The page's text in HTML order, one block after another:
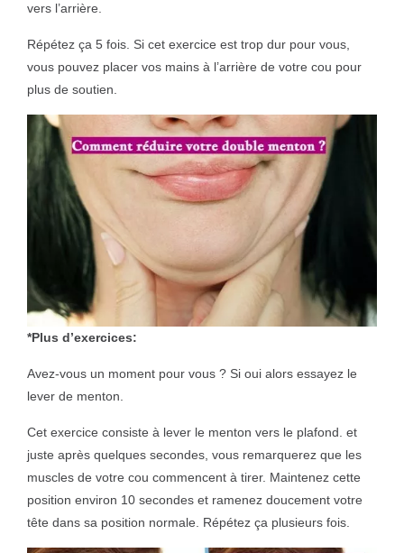
vers l’arrière.
Répétez ça 5 fois. Si cet exercice est trop dur pour vous,
vous pouvez placer vos mains à l’arrière de votre cou pour
plus de soutien.
*Plus d’exercices:
Avez-vous un moment pour vous ? Si oui alors essayez le
lever de menton.
Cet exercice consiste à lever le menton vers le plafond. et
juste après quelques secondes, vous remarquerez que les
muscles de votre cou commencent à tirer. Maintenez cette
position environ 10 secondes et ramenez doucement votre
tête dans sa position normale. Répétez ça plusieurs fois.